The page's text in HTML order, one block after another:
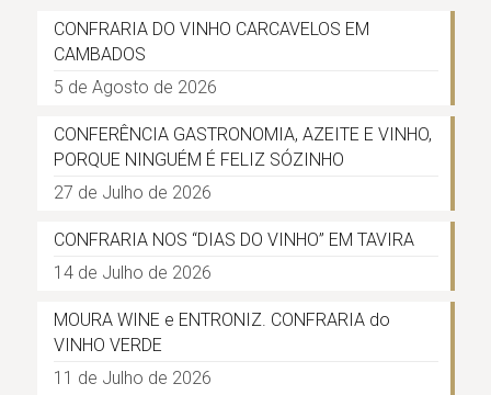
CONFRARIA DO VINHO CARCAVELOS EM
CAMBADOS
5 de Agosto de 2026
CONFERÊNCIA GASTRONOMIA, AZEITE E VINHO,
PORQUE NINGUÉM É FELIZ SÓZINHO
27 de Julho de 2026
CONFRARIA NOS “DIAS DO VINHO” EM TAVIRA
14 de Julho de 2026
MOURA WINE e ENTRONIZ. CONFRARIA do
VINHO VERDE
11 de Julho de 2026